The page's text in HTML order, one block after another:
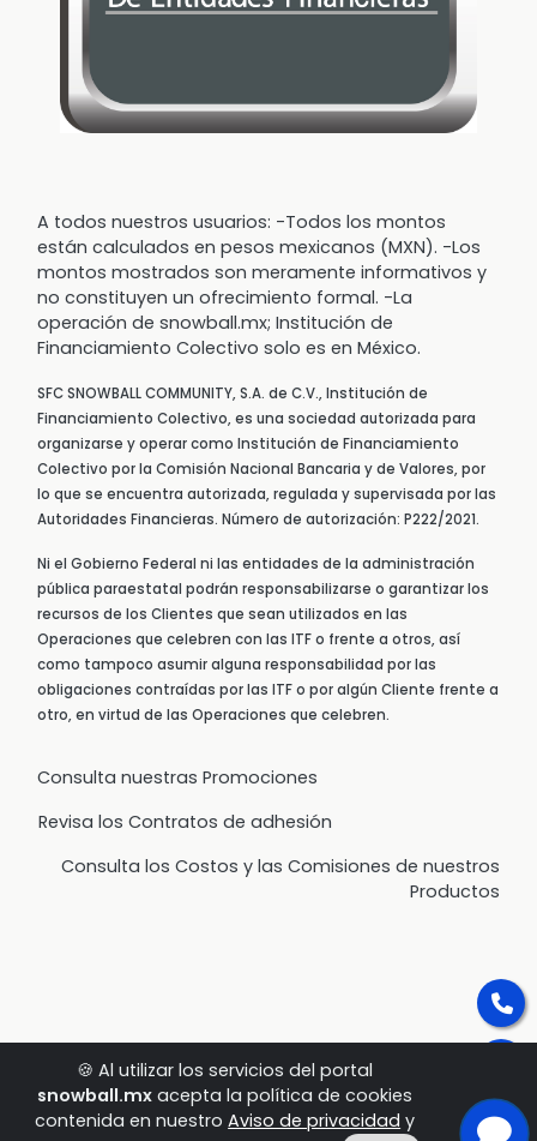
🍪 Al utilizar los servicios del portal
snowball.mx acepta la política de cookies
contenida en nuestroAviso de privacidad y
A todos nuestros usuarios: -Todos los montos
están calculados en pesos mexicanos (MXN). -Los
montos mostrados son meramente informativos y
no constituyen un ofrecimiento formal. -La
operación de snowball.mx; Institución de
Financiamiento Colectivo solo es en México.
SFC SNOWBALL COMMUNITY, S.A. de C.V., Institución de
Financiamiento Colectivo, es una sociedad autorizada para
organizarse y operar como Institución de Financiamiento
Colectivo por la Comisión Nacional Bancaria y de Valores, por
lo que se encuentra autorizada, regulada y supervisada por las
Autoridades Financieras. Número de autorización: P222/2021.
Ni el Gobierno Federal ni las entidades de la administración
pública paraestatal podrán responsabilizarse o garantizar los
recursos de los Clientes que sean utilizados en las
Operaciones que celebren con las ITF o frente a otros, así
como tampoco asumir alguna responsabilidad por las
obligaciones contraídas por las ITF o por algún Cliente frente a
otro, en virtud de las Operaciones que celebren.
Consulta nuestras Promociones
Revisa los Contratos de adhesión
Consulta los Costos y las Comisiones de nuestros
Productos